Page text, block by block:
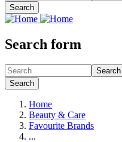
Search
Search form
Search
Search
Home
Beauty & Care
Favourite Brands
...